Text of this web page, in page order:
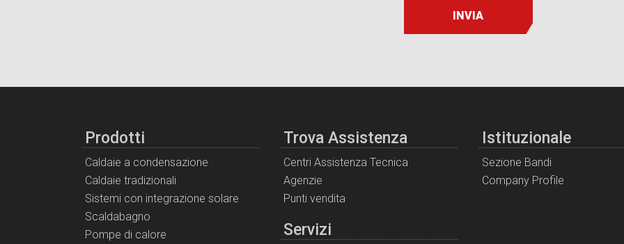
INVIA
Prodotti
Caldaie a condensazione
Caldaie tradizionali
Sistemi con integrazione solare
Scaldabagno
Pompe di calore
Trova Assistenza
Centri Assistenza Tecnica
Agenzie
Punti vendita
Servizi
Istituzionale
Sezione Bandi
Company Profile